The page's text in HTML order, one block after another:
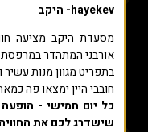
hayekev- היקב
מסעדת היקב מציעה
אורבני המתהדר במרפסת
בתפריט מגוון מנות עשיר
חובבי היין ימצאו פה
כל יום חמישי -
שישדרג לכם את